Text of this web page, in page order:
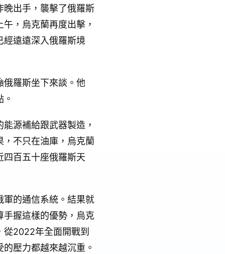
出手，襲擊了俄羅斯
，烏克蘭再度出擊，
遠遠深入俄羅斯境
俄羅斯坐下來談。他
源補給跟武器製造，
不只在油庫，烏克蘭
百五十座俄羅斯天
的通信系統。結果就
握這樣的優勢，烏克
2022年全面開戰到
壓力都越來越沉重。